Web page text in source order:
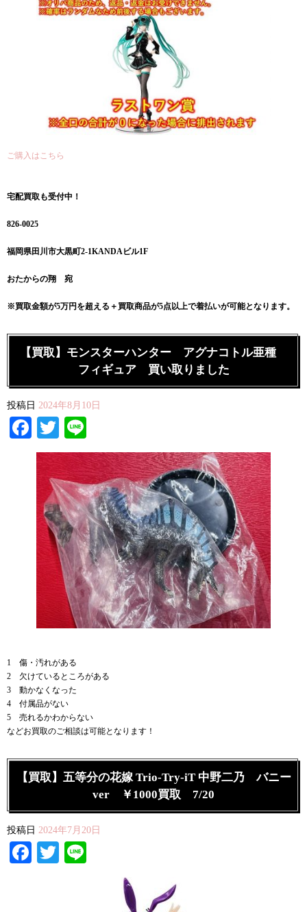
ご購入はこちら
宅配買取も受付中！
826-0025
福岡県田川市大黒町2-1KANDAビル1F
おたからの翔 宛
※買取金額が5万円を超える＋買取商品が5点以上で着払いが可能となります。
【買取】モンスターハンター アグナコトル亜種
フィギュア 買い取りました
投稿日 2024年8月10日
Facebook
Twitter
1 傷・汚れがある
2 欠けているところがある
3 動かなくなった
4 付属品がない
5 売れるかわからない
などお買取のご相談は可能となります！
【買取】五等分の花嫁 Trio-Try-iT 中野二乃 バニー
ver ￥1000買取 7/20
投稿日 2024年7月20日
Facebook
Twitter